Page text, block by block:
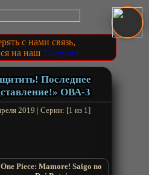
с нами связь,
на наш Telegram
Последнее
ОВА-3
2019 | Серии: [1 из 1]
One Piece: Mamore! Saigo no